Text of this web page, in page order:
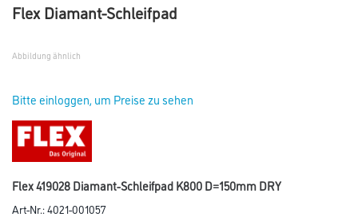
Flex Diamant-Schleifpad
Abbildung ähnlich
Bitte einloggen, um Preise zu sehen
Flex 419028 Diamant-Schleifpad K800 D=150mm DRY
Art-Nr.:4021-001057